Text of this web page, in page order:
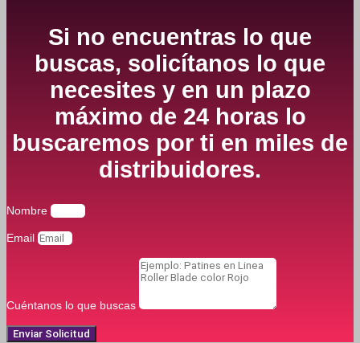
Si no encuentras lo que
buscas, solicítanos lo que
necesites y en un plazo
máximo de 24 horas lo
buscaremos por ti en miles de
distribuidores.
Nombre
Email
Cuéntanos lo que buscas
Enviar Solicitud